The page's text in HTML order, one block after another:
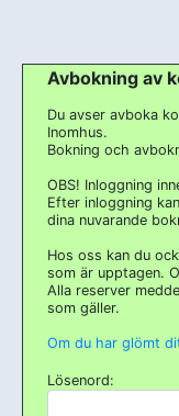
Avbokning av
Du avser avboka
Inomhus.
Bokning och
OBS! Inloggning
Efter inloggning
dina nuvarande
Hos oss kan du
som är upptagen.
Alla reserver
som gäller.
Om du har glömt
Lösenord: